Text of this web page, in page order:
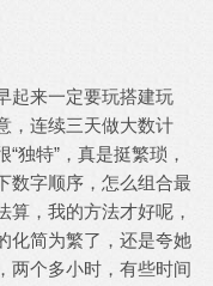
起来一定要玩搭建玩
，连续三天做大数计
独特”，真是挺繁琐，
数字顺序，怎么组合最
算，我的方法才好呢，
化简为繁了，还是夸她
两个多小时，有些时间